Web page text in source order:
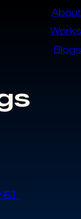
About
Works
Blogs
】